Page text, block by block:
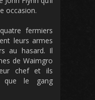
occasion.
fermiers
leurs armes
au hasard. Il
de Waimgro
chef et ils
que le gang